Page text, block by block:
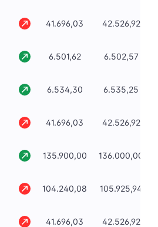
41.696,03 42.526,92
6.501,62 6.502,57
6.534,30 6.535,25
41.696,03 42.526,92
135.900,00 136.000,00
104.240,08 105.925,94
41.696,03 42.526,92